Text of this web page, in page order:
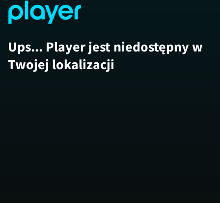
Ups... Player jest niedostępny w
Twojej lokalizacji